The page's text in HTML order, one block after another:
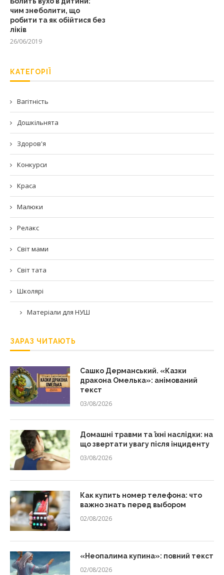
чим знеболити, що
робити та як обійтися без
ліків
26/06/2019
КАТЕГОРІЇ
Вагітність
Дошкільнята
Здоров'я
Конкурси
Краса
Малюки
Релакс
Світ мами
Світ тата
Школярі
Матеріали для НУШ
ЗАРАЗ ЧИТАЮТЬ
Сашко Дерманський. «Казки
дракона Омелька»: анімований
текст
03/08/2026
Домашні травми та їхні наслідки: на
що звертати увагу після інциденту
03/08/2026
Как купить номер телефона: что
важно знать перед выбором
02/08/2026
«Неопалима купина»: повний текст
02/08/2026